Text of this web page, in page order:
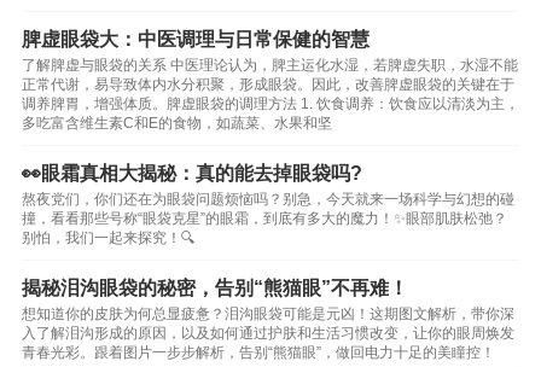
脾虚眼袋大：中医调理与日常保健的智慧
了解脾虚与眼袋的关系 中医理论认为，脾主运化水湿，若脾虚失职，水湿不能
正常代谢，易导致体内水分积聚，形成眼袋。因此，改善脾虚眼袋的关键在于
调养脾胃，增强体质。脾虚眼袋的调理方法 1. 饮食调养：饮食应以清淡为主，
多吃富含维生素C和E的食物，如蔬菜、水果和坚
👀眼霜真相大揭秘：真的能去掉眼袋吗?
熬夜党们，你们还在为眼袋问题烦恼吗？别急，今天就来一场科学与幻想的碰
撞，看看那些号称“眼袋克星”的眼霜，到底有多大的魔力！✨眼部肌肤松弛？
别怕，我们一起来探究！🔍
揭秘泪沟眼袋的秘密，告别“熊猫眼”不再难！
想知道你的皮肤为何总显疲惫？泪沟眼袋可能是元凶！这期图文解析，带你深
入了解泪沟形成的原因，以及如何通过护肤和生活习惯改变，让你的眼周焕发
青春光彩。跟着图片一步步解析，告别“熊猫眼”，做回电力十足的美瞳控！